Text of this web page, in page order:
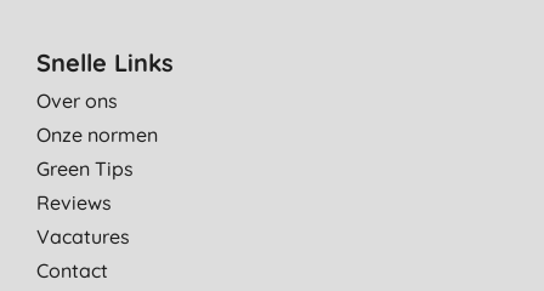
Snelle Links
Over ons
Onze normen
Green Tips
Reviews
Vacatures
Contact